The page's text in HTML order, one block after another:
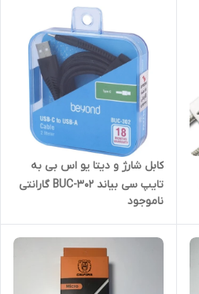
کابل شارژ و دیتا یو اس بی به
تایپ سی بیاند BUC-302 گارانتی
18 ماهه شرکتی 2 متری
ناموجود